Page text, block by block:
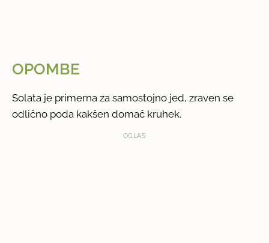
OPOMBE
Solata je primerna za samostojno jed, zraven se
odlično poda kakšen domač kruhek.
OGLAS